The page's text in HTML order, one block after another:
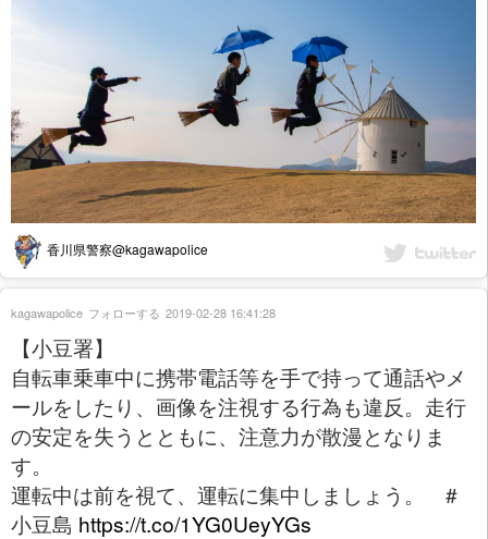
香川県警察@kagawapolice
【小豆署】
自転車乗車中に携帯電話等を手で持って通話やメ
ールをしたり、画像を注視する行為も違反。走行
の安定を失うとともに、注意力が散漫となりま
す。
運転中は前を視て、運転に集中しましょう。 #
小豆島 https://t.co/1YG0UeyYGs
kagawapolice フォローする 2019-02-28 16:41:28